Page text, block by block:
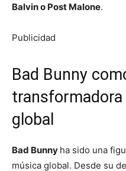
Balvin o Post Malone.
Publicidad
Bad Bunny
transformadora
global
Bad Bunny ha sido una
música global. Desde su